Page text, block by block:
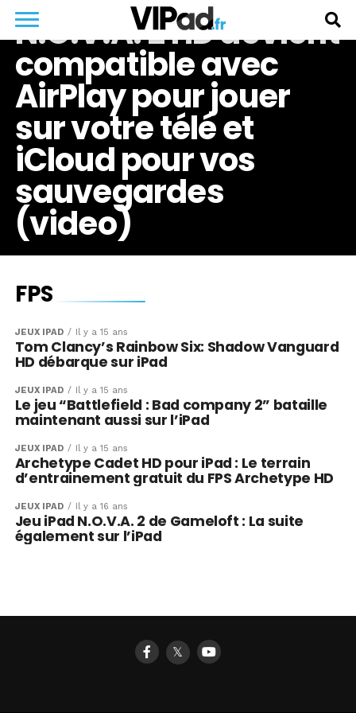
N.O.V.A. 2 HD devient
compatible avec
AirPlay pour jouer
sur votre télé et
iCloud pour vos
sauvegardes
(video)
FPS
JEUX IPAD Il y a 15 ans
Tom Clancy’s Rainbow Six: Shadow Vanguard
HD débarque sur iPad
JEUX IPAD Il y a 15 ans
Le jeu “Battlefield : Bad company 2” bataille
maintenant aussi sur l’iPad
JEUX IPAD Il y a 15 ans
Archetype Cadet HD pour iPad : Le terrain
d’entrainement gratuit du FPS Archetype HD
JEUX IPAD Il y a 16 ans
Jeu iPad N.O.V.A. 2 de Gameloft : La suite
également sur l’iPad
𝕏